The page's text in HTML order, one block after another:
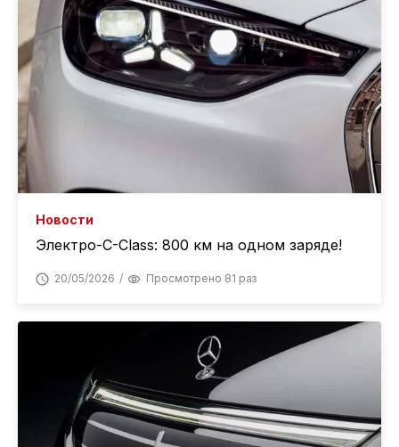
Новости
Электро-C-Class: 800 км на одном заряде!
20/05/2026 Просмотрено 81 раз